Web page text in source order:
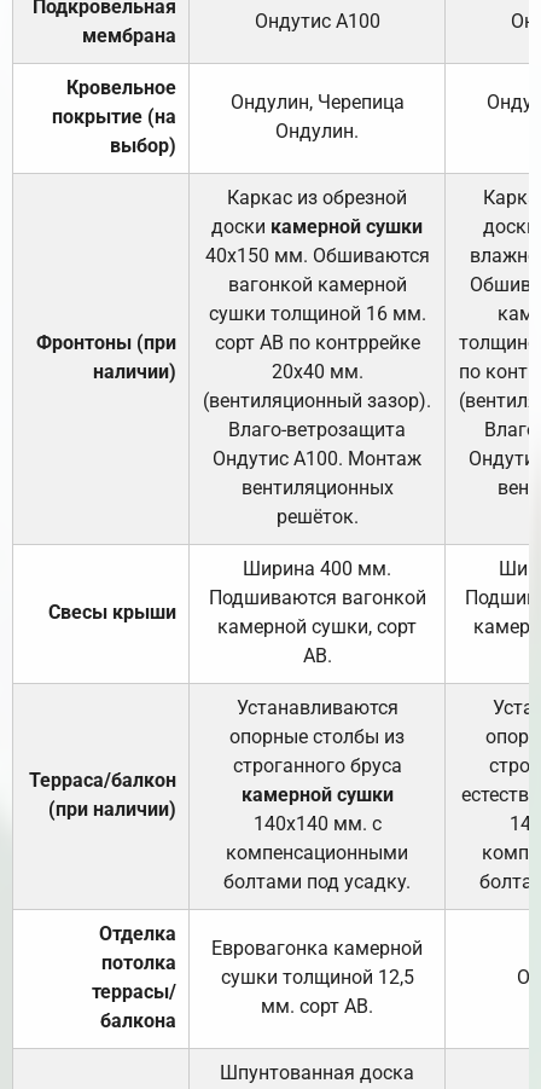
Подкровельная
мембрана
Ондутис А100
Кровельное
покрытие (на
выбор)
Ондулин, Черепица
Ондулин.
Фронтоны (при
наличии)
Каркас из обрезной
доски камерной сушки
40х150 мм. Обшиваются
вагонкой камерной
сушки толщиной 16 мм.
сорт АВ по контррейке
20х40 мм.
(вентиляционный зазор).
Влаго-ветрозащита
Ондутис А100. Монтаж
вентиляционных
решёток.
доски
по
Свесы крыши
Ширина 400 мм.
Подшиваются вагонкой
камерной сушки, сорт
АВ.
Терраса/балкон
(при наличии)
Устанавливаются
опорные столбы из
строганного бруса
камерной сушки
140х140 мм. с
компенсационными
болтами под усадку.
Отделка
потолка
террасы/
балкона
Евровагонка камерной
сушки толщиной 12,5
мм. сорт АВ.
Шпунтованная доска